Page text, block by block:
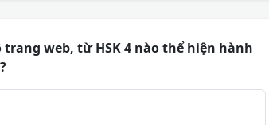
web, từ HSK 4 nào thể hiện hành